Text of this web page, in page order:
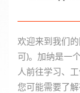
欢迎来到我们
可)。加纳是一
人前往学习、
您可能需要了